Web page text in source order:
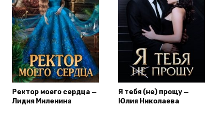
Ректор моего сердца —
Лидия Миленина
Я тебя (не) прощу —
Юлия Николаева